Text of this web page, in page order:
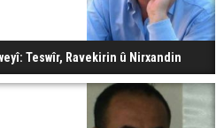
Teswîr, Ravekirin û Nirxandin